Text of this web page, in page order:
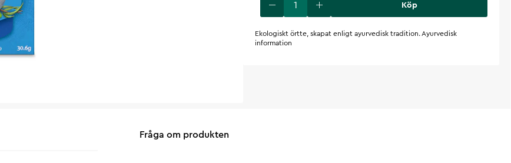
Köp
Ekologiskt örtte, skapat enligt ayurvedisk tradition. Ayurvedisk
information
Fråga om produkten